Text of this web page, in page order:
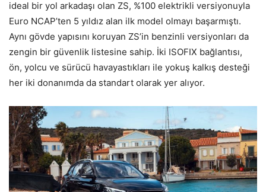
ideal bir yol arkadaşı olan ZS, %100 elektrikli versiyonuyla
Euro NCAP’ten 5 yıldız alan ilk model olmayı başarmıştı.
Aynı gövde yapısını koruyan ZS’in benzinli versiyonları da
zengin bir güvenlik listesine sahip. İki ISOFIX bağlantısı,
ön, yolcu ve sürücü havayastıkları ile yokuş kalkış desteği
her iki donanımda da standart olarak yer alıyor.